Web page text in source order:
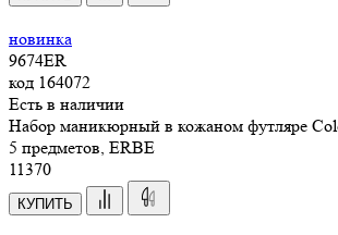
новинка
9674ER
код 164072
Есть в наличии
Набор маникюрный в кожаном футляре
5 предметов, ERBE
11 370
КУПИТЬ